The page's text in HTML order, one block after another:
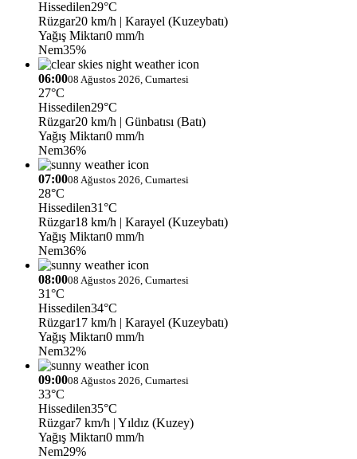
Hissedilen29°C
Rüzgar20 km/h | Karayel (Kuzeybatı)
Yağış Miktarı0 mm/h
Nem35%
06:0008 Ağustos 2026, Cumartesi
27°C
Hissedilen29°C
Rüzgar20 km/h | Günbatısı (Batı)
Yağış Miktarı0 mm/h
Nem36%
07:0008 Ağustos 2026, Cumartesi
28°C
Hissedilen31°C
Rüzgar18 km/h | Karayel (Kuzeybatı)
Yağış Miktarı0 mm/h
Nem36%
08:0008 Ağustos 2026, Cumartesi
31°C
Hissedilen34°C
Rüzgar17 km/h | Karayel (Kuzeybatı)
Yağış Miktarı0 mm/h
Nem32%
09:0008 Ağustos 2026, Cumartesi
33°C
Hissedilen35°C
Rüzgar7 km/h | Yıldız (Kuzey)
Yağış Miktarı0 mm/h
Nem29%